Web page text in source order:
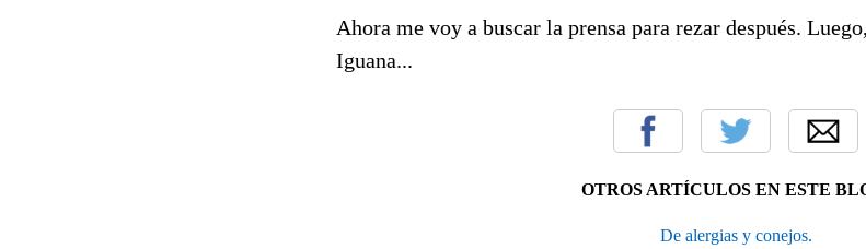
Ahora me voy a buscar la prensa para rezar después.
Iguana...
OTROS ARTÍCULOS EN ESTE
De alergias y conejos.